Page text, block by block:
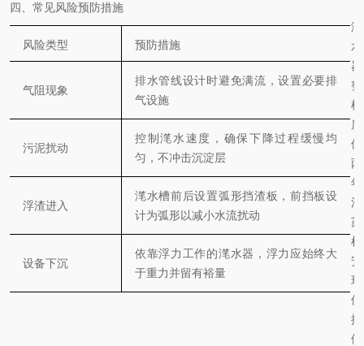
四、常见风险预防措施
风险类型 预防措施
气阻现象
排水管线设计时避免满流，设置必要排
气设施
污泥扰动
控制滗水速度，确保下降过程缓慢均
匀，不冲击沉淀层
浮渣进入
滗水槽前后设置弧形挡渣板，前挡板设
计为弧形以减小水流扰动
设备下沉
依靠浮力工作的滗水器，浮力应始终大
于重力并留有裕量
滗
水
器
整
机
质
保
两
江
苏
杜
安
环
保
提
供